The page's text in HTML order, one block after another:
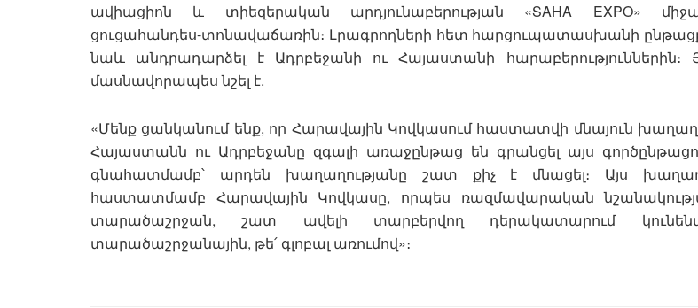
ավիացիոն և տիեզերական արդյունաբերության «SAHA EXPO»
ցուցահանդես-տոնավաճառին։ Լրագրողների հետ հարցուպատասխանի
նաև անդրադարձել է Ադրբեջանի ու Հայաստանի հարաբերություններին։
մասնավորապես նշել է.
«Մենք ցանկանում ենք, որ Հարավային Կովկասում հաստատվի մնայուն
Հայաստանն ու Ադրբեջանը զգալի առաջընթաց են գրանցել այս
գնահատմամբ՝ արդեն խաղաղությանը շատ քիչ է մնացել։ Այս
հաստատմամբ Հարավային Կովկասը, որպես ռազմավարական
տարածաշրջան, շատ ավելի տարբերվող դերակատարում
տարածաշրջանային, թե՛ գլոբալ առումով»։